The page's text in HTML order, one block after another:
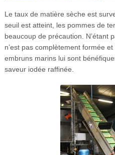
Le taux de matière sèche est
seuil est atteint, les pommes de
beaucoup de précaution. N’étant
n’est pas complètement formée
embruns marins lui sont
saveur iodée raffinée.